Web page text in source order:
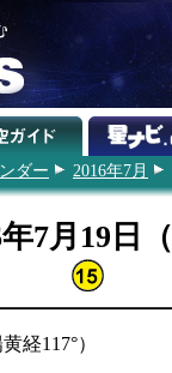
ダー 2016年7月
年7月19日
経117°）